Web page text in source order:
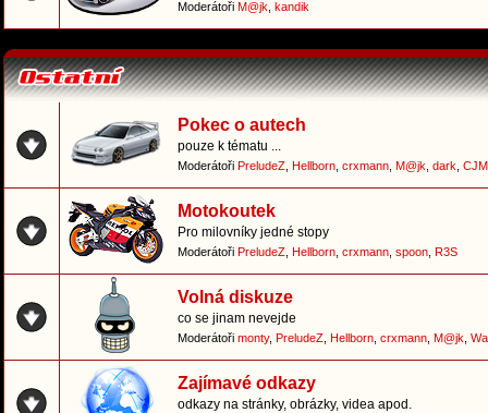
Moderátoři M@jk kandik
Pokec o autech
pouze k tématu ...
Moderátoři PreludeZ Hellborn crxmann M@jk dark
Motokoutek
Pro milovníky jedné stopy
Moderátoři PreludeZ Hellborn crxmann spoon R3S
Volná diskuze
co se jinam nevejde
Moderátoři monty, PreludeZ Hellborn crxmann M@jk
Zajímavé odkazy
odkazy na stránky, obrázky, videa apod.